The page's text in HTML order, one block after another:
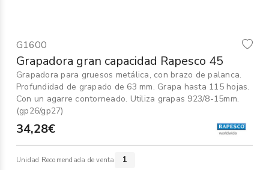
Servicios generales
Seguridad
Material Escolar
G1600
Grapadora gran capacidad Rapesco 45
Grapadora para gruesos metálica, con brazo de palanca.
Profundidad de grapado de 63 mm. Grapa hasta 115 hojas.
Con un agarre contorneado. Utiliza grapas 923/8-15mm.
(gp26/gp27)
34,28€
Unidad Recomendada de venta 1